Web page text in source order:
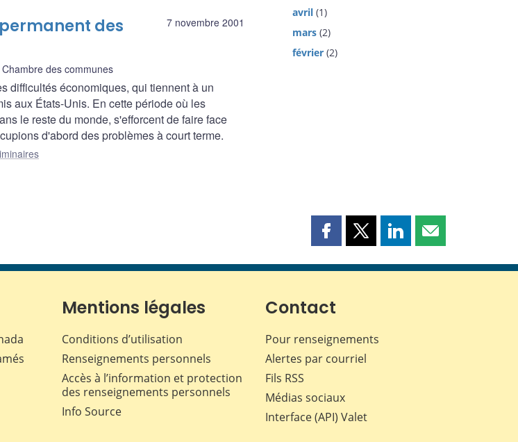
7 novembre 2001
des
des communes
difficultés économiques, qui tiennent à un
aux États-Unis. En cette période où les
le reste du monde, s'efforcent de faire face
d'abord des problèmes à court terme.
avril (1)
mars (2)
février (2)
Partager
page
Facebook
Partager
page
Partager
page
Partager
page
Mentions légales
Conditions d’utilisation
Renseignements personnels
Accès à l’information et protection
des renseignements personnels
Info Source
Contact
Pour renseignements
Alertes par courriel
Fils RSS
Médias sociaux
Interface (API) Valet